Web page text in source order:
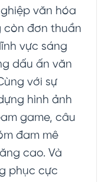
văn hóa
còn đơn thuần
vực sáng
dấu ấn văn
với sự
hình ảnh
game, câu
đam mê
cao. Và
phục cực